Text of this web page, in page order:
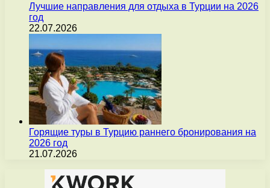
Лучшие направления для отдыха в Турции на 2026
год
22.07.2026
Горящие туры в Турцию раннего бронирования на
2026 год
21.07.2026